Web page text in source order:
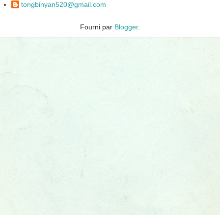
tongbinyan520@gmail.com
Fourni par Blogger.